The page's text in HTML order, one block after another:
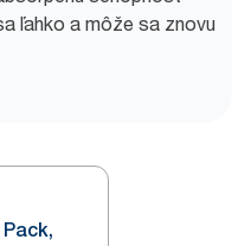
ľahko a môže sa znovu